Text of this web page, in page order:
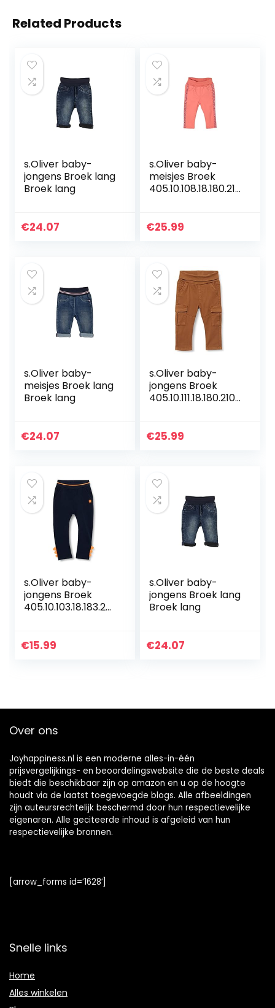
Related Products
s.Oliver baby-
jongens Broek lang
Broek lang
€24.07
s.Oliver baby-
meisjes Broek
405.10.108.18.180.210
€25.99
s.Oliver baby-
meisjes Broek lang
Broek lang
€24.07
s.Oliver baby-
jongens Broek
405.10.111.18.180.2107
€25.99
s.Oliver baby-
jongens Broek
405.10.103.18.183.20
€15.99
s.Oliver baby-
jongens Broek lang
Broek lang
€24.07
Over ons
Joyhappiness.nl is een moderne alles-in-één
prijsvergelijkings- en beoordelingswebsite die de beste deals
biedt die beschikbaar zijn op amazon en u op de hoogte
houdt via de laatst toegevoegde blogs. Alle afbeeldingen
zijn auteursrechtelijk beschermd door hun respectievelijke
eigenaren. Alle geciteerde inhoud is afgeleid van hun
respectievelijke bronnen.
[arrow_forms id=’1628′]
Snelle links
Home
Alles winkelen